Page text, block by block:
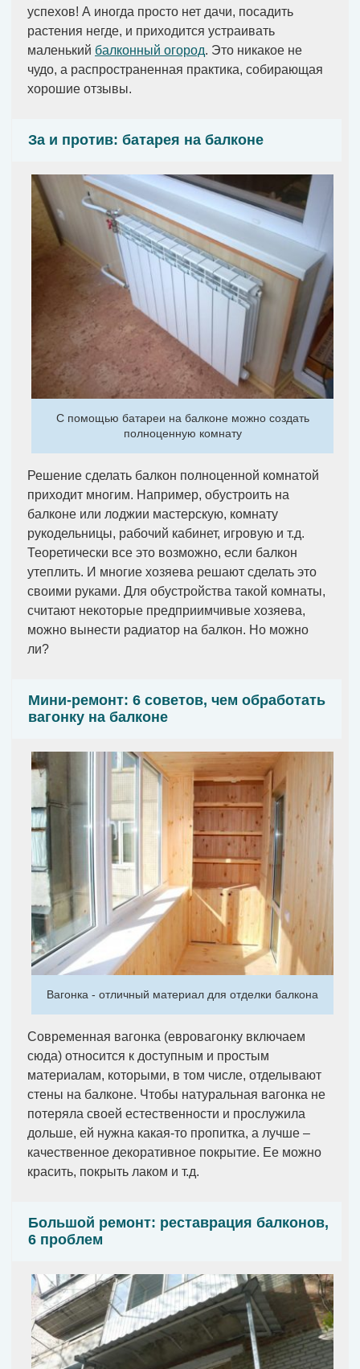
успехов! А иногда просто нет дачи, посадить
растения негде, и приходится устраивать
маленький балконный огород. Это никакое не
чудо, а распространенная практика, собирающая
хорошие отзывы.
За и против: батарея на балконе
С помощью батареи на балконе можно создать
полноценную комнату
Решение сделать балкон полноценной комнатой
приходит многим. Например, обустроить на
балконе или лоджии мастерскую, комнату
рукодельницы, рабочий кабинет, игровую и т.д.
Теоретически все это возможно, если балкон
утеплить. И многие хозяева решают сделать это
своими руками. Для обустройства такой комнаты,
считают некоторые предприимчивые хозяева,
можно вынести радиатор на балкон. Но можно
ли?
Мини-ремонт: 6 советов, чем обработать
вагонку на балконе
Вагонка - отличный материал для отделки балкона
Современная вагонка (евровагонку включаем
сюда) относится к доступным и простым
материалам, которыми, в том числе, отделывают
стены на балконе. Чтобы натуральная вагонка не
потеряла своей естественности и прослужила
дольше, ей нужна какая-то пропитка, а лучше –
качественное декоративное покрытие. Ее можно
красить, покрыть лаком и т.д.
Большой ремонт: реставрация балконов,
6 проблем